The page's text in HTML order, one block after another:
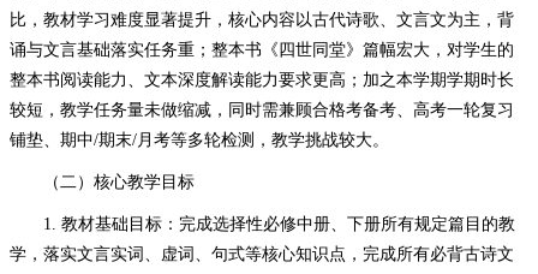
比，教材学习难度显著提升，核心内容以古代诗歌、文言文为主，背
诵与文言基础落实任务重；整本书《四世同堂》篇幅宏大，对学生的
整本书阅读能力、文本深度解读能力要求更高；加之本学期学期时长
较短，教学任务量未做缩减，同时需兼顾合格考备考、高考一轮复习
铺垫、期中/期末/月考等多轮检测，教学挑战较大。
（二）核心教学目标
1. 教材基础目标：完成选择性必修中册、下册所有规定篇目的教
学，落实文言实词、虚词、句式等核心知识点，完成所有必背古诗文